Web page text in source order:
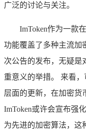
广泛的讨论与关注。
ImToken作为一款
功能覆盖了多种主流加
次公告的发布，无疑是
重意义的举措。 来看
层面的更新，在加密货
ImToken或许会宣布强
为先进的加密算法，这